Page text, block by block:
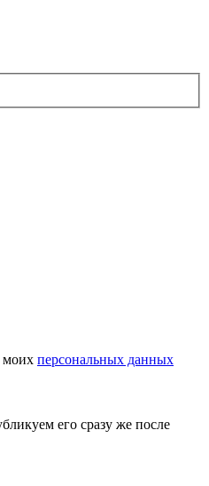
моих персональных данных
его сразу же после